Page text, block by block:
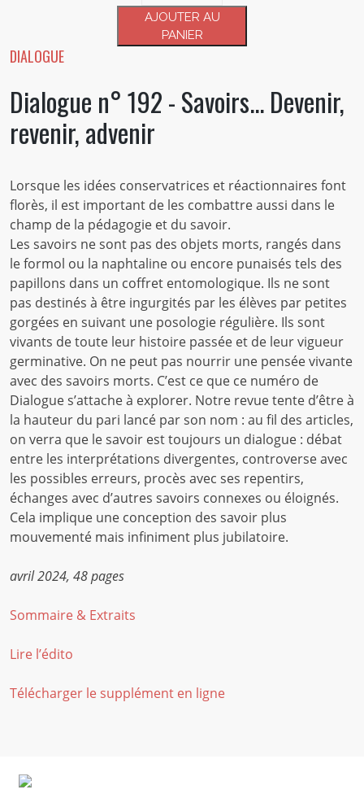
Dialogue
192
Savoirs...
Devenir,
revenir,
advenir
AJOUTER AU
PANIER
DIALOGUE
Dialogue n° 192 - Savoirs... Devenir,
revenir, advenir
Lorsque les idées conservatrices et réactionnaires font
florès, il est important de les combattre aussi dans le
champ de la pédagogie et du savoir.
Les savoirs ne sont pas des objets morts, rangés dans
le formol ou la naphtaline ou encore punaisés tels des
papillons dans un coffret entomologique. Ils ne sont
pas destinés à être ingurgités par les élèves par petites
gorgées en suivant une posologie régulière. Ils sont
vivants de toute leur histoire passée et de leur vigueur
germinative. On ne peut pas nourrir une pensée vivante
avec des savoirs morts. C’est ce que ce numéro de
Dialogue s’attache à explorer. Notre revue tente d’être à
la hauteur du pari lancé par son nom : au fil des articles,
on verra que le savoir est toujours un dialogue : débat
entre les interprétations divergentes, controverse avec
les possibles erreurs, procès avec ses repentirs,
échanges avec d’autres savoirs connexes ou éloignés.
Cela implique une conception des savoir plus
mouvementé mais infiniment plus jubilatoire.
avril 2024, 48 pages
Sommaire & Extraits
Lire l’édito
Télécharger le supplément en ligne